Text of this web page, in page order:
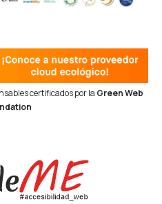
certificados por la Green Web